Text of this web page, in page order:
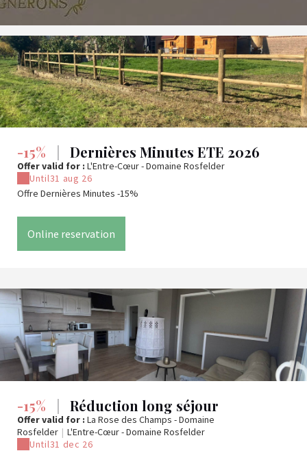
-15% Dernières Minutes ETE 2026
Offer valid for : L'Entre-Cœur - Domaine Rosfelder
Until31 aug 26
Offre Dernières Minutes -15%
Online reservation
-15% | Réduction long séjour
Offer valid for : La Rose des Champs - Domaine
Rosfelder | L'Entre-Cœur - Domaine Rosfelder
Until31 dec 26